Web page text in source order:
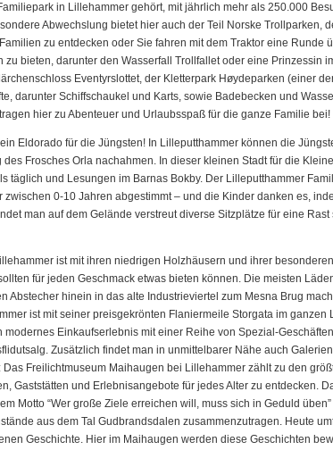
in Lillehammer gehört, mit jährlich mehr als 250.000
Abwechslung bietet hier auch der Teil Norske Trollparken,
zu entdecken oder Sie fahren mit dem Traktor eine
bieten, darunter den Wasserfall Trollfallet oder eine Prinzessin
Eventyrslottet, der Kletterpark Høydeparken (einer
darunter Schiffschaukel und Karts, sowie Badebecken und
hier zu Abenteuer und Urlaubsspaß für die ganze Familie bei!
Eldorado für die Jüngsten! In Lilleputthammer können die
Frosches Orla nachahmen. In dieser kleinen Stadt für die
täglich und Lesungen im Barnas Bokby. Der Lilleputthammer
0-10 Jahren abgestimmt – und die Kinder danken es,
man auf dem Gelände verstreut diverse Sitzplätze für eine
ist mit ihren niedrigen Holzhäusern und ihrer
für jeden Geschmack etwas bieten können. Die meisten
Abstecher hinein in das alte Industrieviertel zum Mesna Brug
ist mit seiner preisgekrönten Flaniermeile Storgata im ganzen
Einkaufserlebnis mit einer Reihe von Spezial-
Zusätzlich findet man in unmittelbarer Nähe auch
Freilichtmuseum Maihaugen bei Lillehammer zählt zu den
Gaststätten und Erlebnisangebote für jedes Alter zu entdecken.
Motto “Wer große Ziele erreichen will, muss sich in Geduld
aus dem Tal Gudbrandsdalen zusammenzutragen. Heute
Geschichte. Hier im Maihaugen werden diese Geschichten